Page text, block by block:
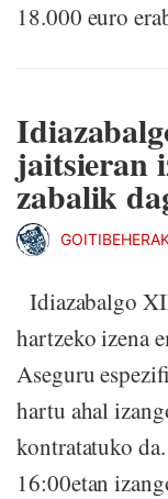
18.000 euro
jaitsieran
zabalik
Idiazabalgo
hartzeko izena
Aseguru
hartu ahal
kontratatuko
16:00etan